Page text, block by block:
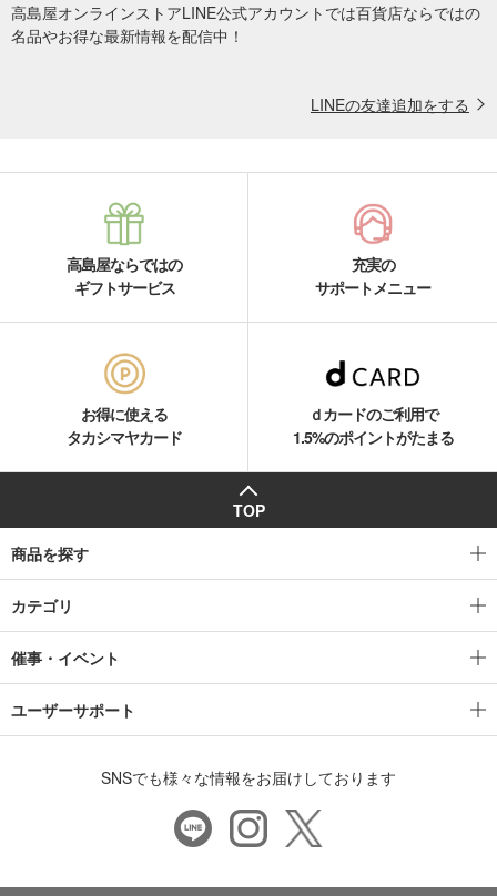
高島屋オンラインストアLINE公式アカウントでは百貨店ならではの
名品やお得な最新情報を配信中！
LINEの友達追加をする
高島屋ならではの
ギフトサービス
充実の
サポートメニュー
お得に使える
タカシマヤカード
ｄカードのご利用で
1.5%のポイントがたまる
TOP
商品を探す
カテゴリ
催事・イベント
ユーザーサポート
SNSでも様々な情報をお届けしております